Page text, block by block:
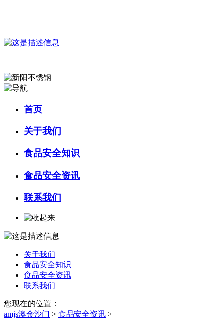
首页
关于我们
食品安全知识
食品安全资讯
联系我们
关于我们
食品安全知识
食品安全资讯
联系我们
您现在的位置：
amjs澳金沙门 > 食品安全资讯 >